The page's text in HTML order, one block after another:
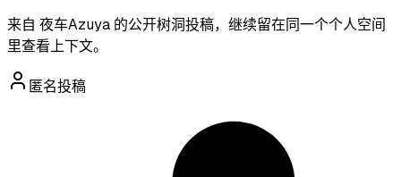
来自 夜车Azuya 的公开树洞投稿，继续留在同一个个人空间
里查看上下文。
匿名投稿